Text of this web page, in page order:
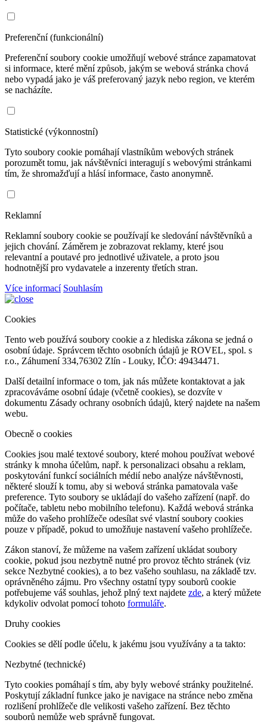
Preferenční (funkcionální)
Preferenční soubory cookie umožňují webové stránce zapamatovat
si informace, které mění způsob, jakým se webová stránka chová
nebo vypadá jako je váš preferovaný jazyk nebo region, ve kterém
se nacházíte.
Statistické (výkonnostní)
Tyto soubory cookie pomáhají vlastníkům webových stránek
porozumět tomu, jak návštěvníci interagují s webovými stránkami
tím, že shromažďují a hlásí informace, často anonymně.
Reklamní
Reklamní soubory cookie se používají ke sledování návštěvníků a
jejich chování. Záměrem je zobrazovat reklamy, které jsou
relevantní a poutavé pro jednotlivé uživatele, a proto jsou
hodnotnější pro vydavatele a inzerenty třetích stran.
Více informací Souhlasím
Cookies
Tento web používá soubory cookie a z hlediska zákona se jedná o
osobní údaje. Správcem těchto osobních údajů je ROVEL, spol. s
r.o., Záhumení 334,76302 Zlín - Louky, IČO: 49434471.
Další detailní informace o tom, jak nás můžete kontaktovat a jak
zpracováváme osobní údaje (včetně cookies), se dozvíte v
dokumentu Zásady ochrany osobních údajů, který najdete na našem
webu.
Obecně o cookies
Cookies jsou malé textové soubory, které mohou používat webové
stránky k mnoha účelům, např. k personalizaci obsahu a reklam,
poskytování funkcí sociálních médií nebo analýze návštěvnosti,
některé slouží k tomu, aby si webová stránka pamatovala vaše
preference. Tyto soubory se ukládají do vašeho zařízení (např. do
počítače, tabletu nebo mobilního telefonu). Každá webová stránka
může do vašeho prohlížeče odesílat své vlastní soubory cookies
pouze v případě, pokud to umožňuje nastavení vašeho prohlížeče.
Zákon stanoví, že můžeme na vašem zařízení ukládat soubory
cookie, pokud jsou nezbytně nutné pro provoz těchto stránek (viz
sekce Nezbytné cookies), a to bez vašeho souhlasu, na základě tzv.
oprávněného zájmu. Pro všechny ostatní typy souborů cookie
potřebujeme váš souhlas, jehož plný text najdete zde, a který můžete
kdykoliv odvolat pomocí tohoto formuláře.
Druhy cookies
Cookies se dělí podle účelu, k jakému jsou využívány a ta takto:
Nezbytné (technické)
Tyto cookies pomáhají s tím, aby byly webové stránky použitelné.
Poskytují základní funkce jako je navigace na stránce nebo změna
rozlišení prohlížeče dle velikosti vašeho zařízení. Bez těchto
souborů nemůže web správně fungovat.